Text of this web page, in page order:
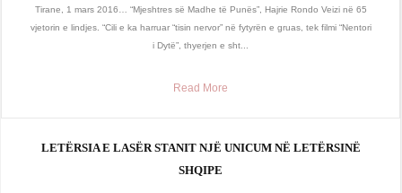
Tirane, 1 mars 2016… “Mjeshtres së Madhe të Punës”, Hajrie Rondo Veizi në 65
vjetorin e lindjes. “Cili e ka harruar “tisin nervor” në fytyrën e gruas, tek filmi “Nentori
i Dytë”, thyerjen e sht...
Read More
LETËRSIA E LASËR STANIT NJË UNICUM NË LETËRSINË
SHQIPE